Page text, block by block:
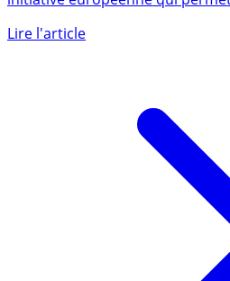
initiative européenne qui permet